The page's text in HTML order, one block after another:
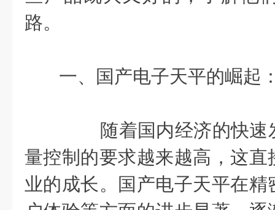
路。
一、国产电子天平的崛起
随着国内经济的快速
量控制的要求越来越高，这
业的成长。国产电子天平在